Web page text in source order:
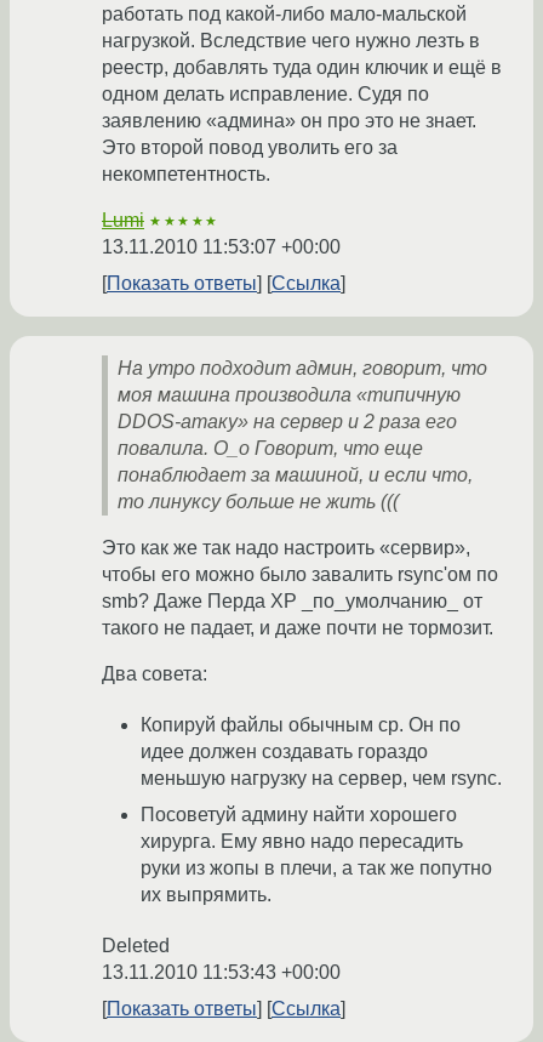
работать под какой-либо мало-мальской
нагрузкой. Вследствие чего нужно лезть в
реестр, добавлять туда один ключик и ещё в
одном делать исправление. Судя по
заявлению «админа» он про это не знает.
Это второй повод уволить его за
некомпетентность.
Lumi ★★★★★
13.11.2010 11:53:07 +00:00
Показать ответы
Ссылка
На утро подходит админ, говорит, что
моя машина производила «типичную
DDOS-атаку» на сервер и 2 раза его
повалила. O_o Говорит, что еще
понаблюдает за машиной, и если что,
то линуксу больше не жить (((
Это как же так надо настроить «сервир»,
чтобы его можно было завалить rsync'ом по
smb? Даже Перда XP _по_умолчанию_ от
такого не падает, и даже почти не тормозит.
Два совета:
Копируй файлы обычным cp. Он по
идее должен создавать гораздо
меньшую нагрузку на сервер, чем rsync.
Посоветуй админу найти хорошего
хирурга. Ему явно надо пересадить
руки из жопы в плечи, а так же попутно
их выпрямить.
Deleted
13.11.2010 11:53:43 +00:00
Показать ответы
Ссылка